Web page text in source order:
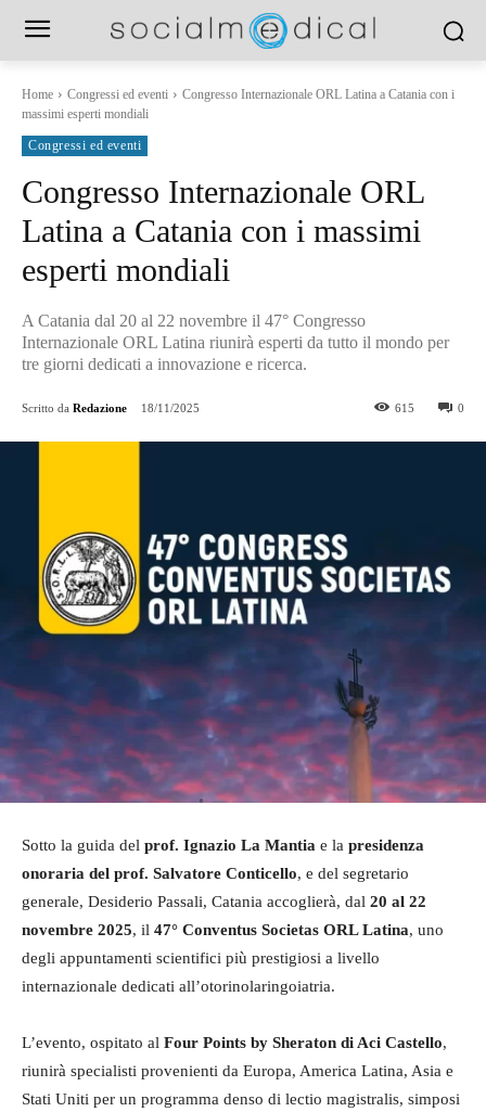
Home Congressi ed eventi
Congresso Internazionale ORL Latina a Catania con i
massimi esperti mondiali
Congressi ed eventi
Congresso Internazionale ORL
Latina a Catania con i massimi
esperti mondiali
A Catania dal 20 al 22 novembre il 47° Congresso
Internazionale ORL Latina riunirà esperti da tutto il mondo per
tre giorni dedicati a innovazione e ricerca.
Scritto da Redazione 18/11/2025 0
615
Sotto la guida del prof. Ignazio La Mantia e la presidenza
onoraria del prof. Salvatore Conticello, e del segretario
generale, Desiderio Passali, Catania accoglierà, dal 20 al 22
novembre 2025, il 47° Conventus Societas ORL Latina, uno
degli appuntamenti scientifici più prestigiosi a livello
internazionale dedicati all’otorinolaringoiatria.
L’evento, ospitato al Four Points by Sheraton di Aci Castello,
riunirà specialisti provenienti da Europa, America Latina, Asia e
Stati Uniti per un programma denso di lectio magistralis, simposi